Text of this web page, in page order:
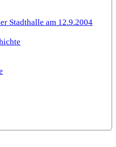
Stadthalle am 12.9.2004